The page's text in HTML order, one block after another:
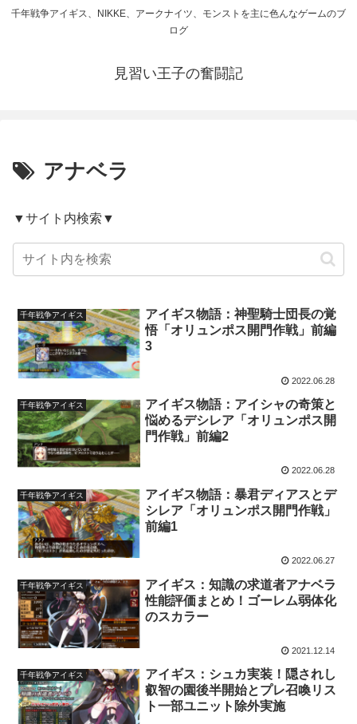
千年戦争アイギス、NIKKE、アークナイツ、モンストを主に色んなゲームのブ
ログ
見習い王子の奮闘記
アナベラ
▼サイト内検索▼
千年戦争アイギス
アイギス物語：神聖騎士団長の覚
悟「オリュンポス開門作戦」前編
3
2022.06.28
千年戦争アイギス
アイギス物語：アイシャの奇策と
悩めるデシレア「オリュンポス開
門作戦」前編2
2022.06.28
千年戦争アイギス
アイギス物語：暴君ディアスとデ
シレア「オリュンポス開門作戦」
前編1
2022.06.27
千年戦争アイギス
アイギス：知識の求道者アナベラ
性能評価まとめ！ゴーレム弱体化
のスカラー
2021.12.14
千年戦争アイギス
アイギス：シュカ実装！隠されし
叡智の園後半開始とプレ召喚リス
ト一部ユニット除外実施